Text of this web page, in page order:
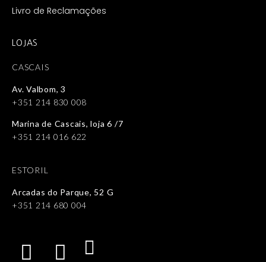
Livro de Reclamações
LOJAS
CASCAIS
Av. Valbom, 3
+351 214 830 008
Marina de Cascais, loja 6 /7
+351 214 016 622
ESTORIL
Arcadas do Parque, 52 G
+351 214 680 004